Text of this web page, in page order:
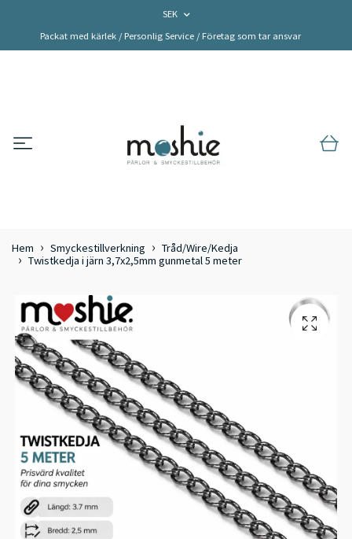
SEK
Packat med kärlek / Personlig Service / Företag som tar ansvar
Hem Smyckestillverkning
Tråd/Wire/Kedja
Twistkedja i järn 3,7x2,5mm gunmetal 5 meter